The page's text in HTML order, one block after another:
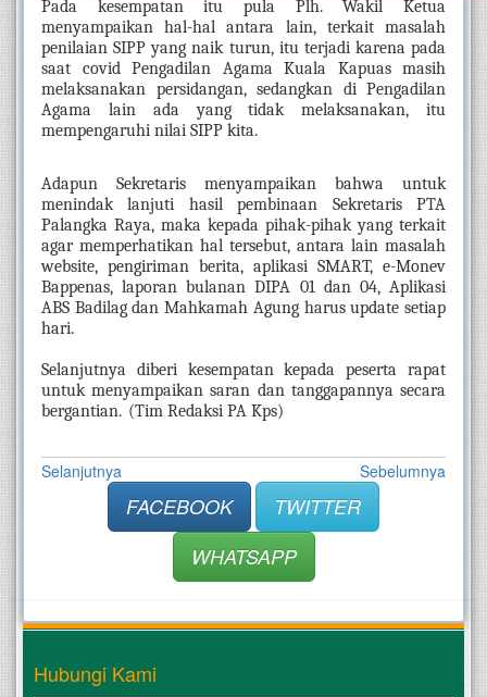
Pada kesempatan itu pula Plh. Wakil Ketua
menyampaikan hal-hal antara lain, terkait masalah
penilaian SIPP yang naik turun, itu terjadi karena pada
saat covid Pengadilan Agama Kuala Kapuas masih
melaksanakan persidangan, sedangkan di Pengadilan
Agama lain ada yang tidak melaksanakan, itu
mempengaruhi nilai SIPP kita.
Adapun Sekretaris menyampaikan bahwa untuk
menindak lanjuti hasil pembinaan Sekretaris PTA
Palangka Raya, maka kepada pihak-pihak yang terkait
agar memperhatikan hal tersebut, antara lain masalah
website, pengiriman berita, aplikasi SMART, e-Monev
Bappenas, laporan bulanan DIPA 01 dan 04, Aplikasi
ABS Badilag dan Mahkamah Agung harus update setiap
hari.
Selanjutnya diberi kesempatan kepada peserta rapat
untuk menyampaikan saran dan tanggapannya secara
bergantian. (Tim Redaksi PA Kps)
Selanjutnya Sebelumnya
FACEBOOK
TWITTER
WHATSAPP
Hubungi Kami